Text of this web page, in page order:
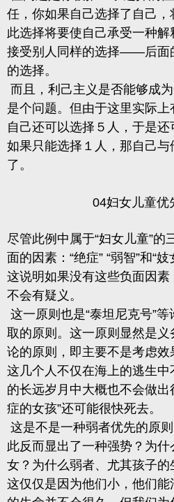
任，你如果自己选择了自己
此选择将要使自己承受一种
接受别人同样的选择——后面
的选择。
而且，利己主义是否能够成
是个问题。但由于这里实际
自己还可以选择５人，于是还
如果只能选择１人，那自己
了。
04妇女儿童优
尽管此例中属于“妇女儿童”的
面的因素：“绝症” “弱智”和“
这说明如果没有这些负面因
不会有疑义。
这一原则也是“泰坦尼克号”
取的原则。这一原则显然是
论的原则，即主要不是考虑效
这几个人不仅在海上的逃生
的长远岁月中大概也不会做出
症的女孩”还可能很快死去。
这是不是一种弱者优先的原
此反而显出了一种强势？ 为什
女？为什么弱者、尤其孩子的
这仅仅是因为他们小，他们